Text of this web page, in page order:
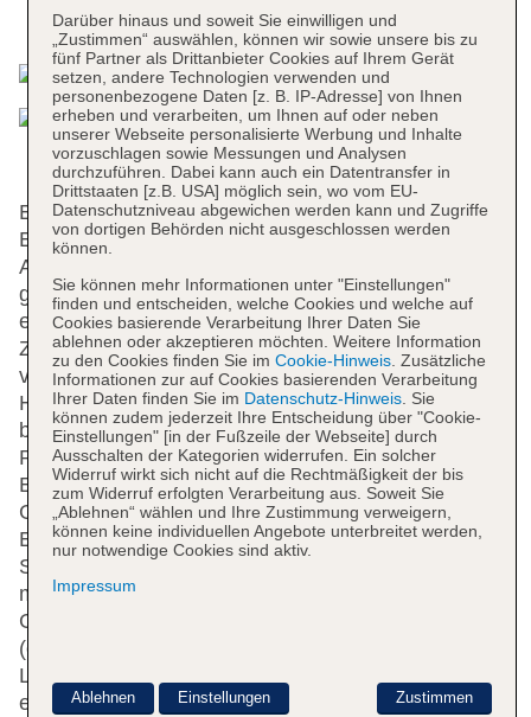
Das bietet Ihre Unterkunft
Englischsprachiges Personal an der Rezeption im
Empfangsbereich steht zur Seite beim Ein- und
Auschecken. Zu den Einrichtungen des Hotels
gehören eine Gepäckaufbewahrung, ein Safe und
eine Wechselstube. Per WLAN erhalten die Gäste
Zugang zum Internet. Hilfestellung bei der Buchung
von Ausflügen wird am Tourdesk geboten. Das
Haus verfügt über eine Reihe von
behindertengerechten Annehmlichkeiten.
Rollstuhlgerechte Einrichtungen sind vorhanden.
Ein schöner Garten und ein Spielplatz gehören zum
Gelände der Unterbringung. Zu den weiteren
Einrichtungen des Hotels zählen ein TV-Raum, ein
Spielzimmer und eine Bibliothek. Bei einer Anreise
mit dem Auto können die Gäste dieses in einer
Garage (gegen Gebühr) oder auf dem Parkplatz
(ohne Gebühr) parken. Unter den weiteren
Leistungen finden sich ein 24h-Sicherheitsdienst,
ein Babysitterservice, eine Kinderbetreuung, eine
Darüber hinaus und soweit Sie einwilligen und
„Zustimmen“ auswählen, können wir sowie unsere bis zu
fünf Partner als Drittanbieter Cookies auf Ihrem Gerät
setzen, andere Technologien verwenden und
personenbezogene Daten [z. B. IP-Adresse] von Ihnen
erheben und verarbeiten, um Ihnen auf oder neben
unserer Webseite personalisierte Werbung und Inhalte
vorzuschlagen sowie Messungen und Analysen
durchzuführen. Dabei kann auch ein Datentransfer in
Drittstaaten [z.B. USA] möglich sein, wo vom EU-
Datenschutzniveau abgewichen werden kann und Zugriffe
von dortigen Behörden nicht ausgeschlossen werden
können.
Sie können mehr Informationen unter "Einstellungen"
finden und entscheiden, welche Cookies und welche auf
Cookies basierende Verarbeitung Ihrer Daten Sie
ablehnen oder akzeptieren möchten. Weitere Information
zu den Cookies finden Sie im Cookie-Hinweis. Zusätzliche
Informationen zur auf Cookies basierenden Verarbeitung
Ihrer Daten finden Sie im Datenschutz-Hinweis. Sie
können zudem jederzeit Ihre Entscheidung über "Cookie-
Einstellungen" [in der Fußzeile der Webseite] durch
Ausschalten der Kategorien widerrufen. Ein solcher
Widerruf wirkt sich nicht auf die Rechtmäßigkeit der bis
zum Widerruf erfolgten Verarbeitung aus. Soweit Sie
„Ablehnen“ wählen und Ihre Zustimmung verweigern,
können keine individuellen Angebote unterbreitet werden,
nur notwendige Cookies sind aktiv.
Impressum
Zustimmen
Ablehnen Einstellungen